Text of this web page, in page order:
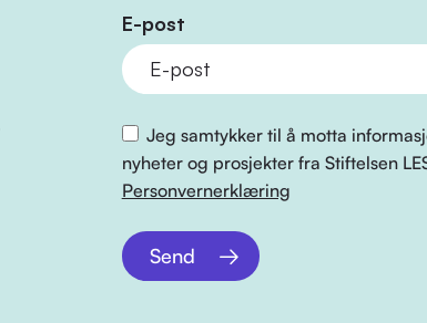
E-post
Jeg samtykker til å motta
nyheter og prosjekter fra Stiftelsen
Personvernerklæring
Send